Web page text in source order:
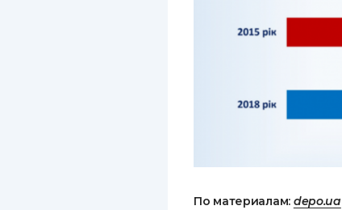
По материалам: depo.ua